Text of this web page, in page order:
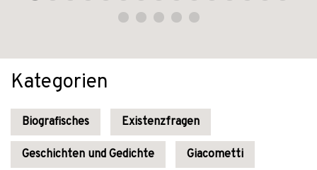
Kategorien
Biografisches Existenzfragen
Geschichten und Gedichte Giacometti